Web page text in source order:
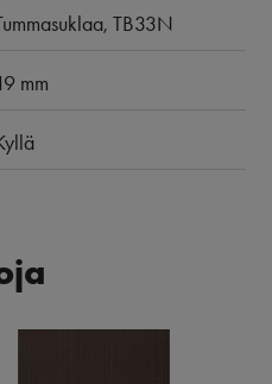
TB33N
mm